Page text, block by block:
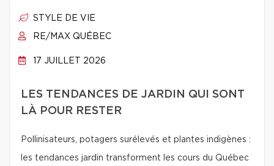
STYLE DE VIE
RE/MAX QUÉBEC
17 JUILLET 2026
LES TENDANCES DE JARDIN QUI SONT
LÀ POUR RESTER
Pollinisateurs, potagers surélevés et plantes indigènes :
les tendances jardin transforment les cours du Québec